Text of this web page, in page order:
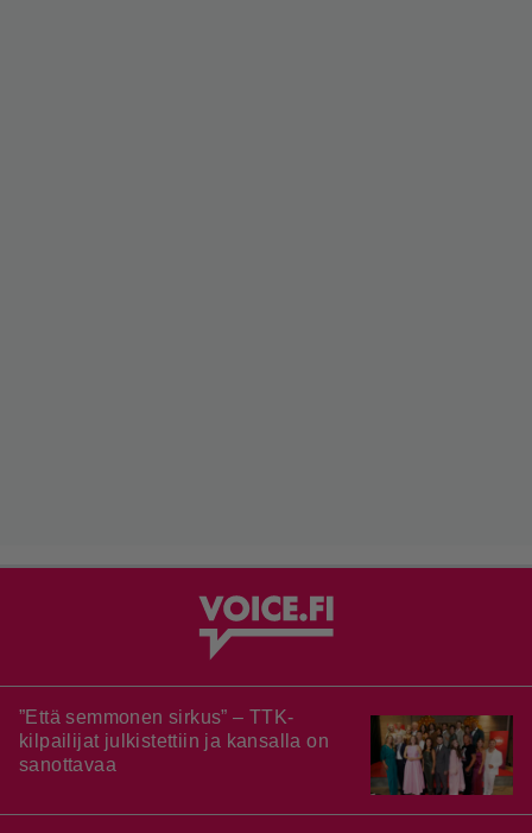
”Että semmonen sirkus” – TTK-
kilpailijat julkistettiin ja kansalla on
sanottavaa